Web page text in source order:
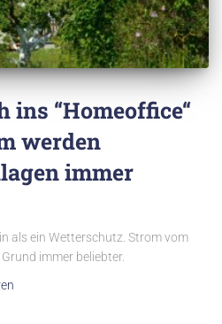
ins “Homeoffice“
werden
immer
als ein Wetterschutz. Strom vom
immer beliebter.